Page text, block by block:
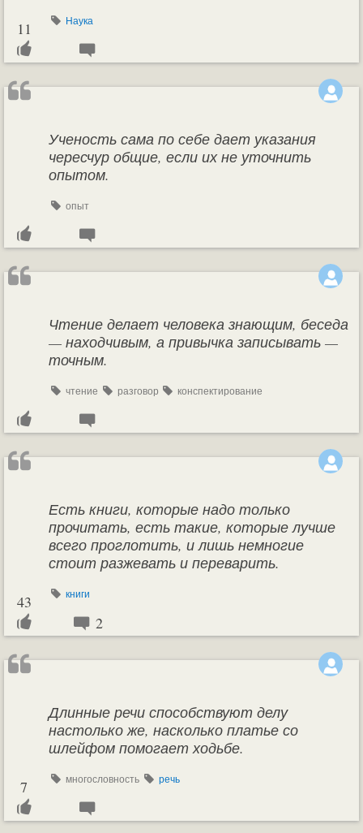
Наука
11
Ученость сама по себе дает указания
чересчур общие, если их не уточнить
опытом.
опыт
Чтение делает человека знающим, беседа
— находчивым, а привычка записывать —
точным.
чтение разговор конспектирование
Есть книги, которые надо только
прочитать, есть такие, которые лучше
всего проглотить, и лишь немногие
стоит разжевать и переварить.
книги
43
2
Длинные речи способствуют делу
настолько же, насколько платье со
шлейфом помогает ходьбе.
многословность речь
7